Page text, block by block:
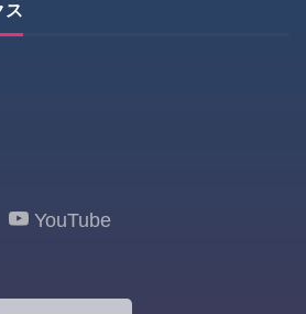
ス
YouTube